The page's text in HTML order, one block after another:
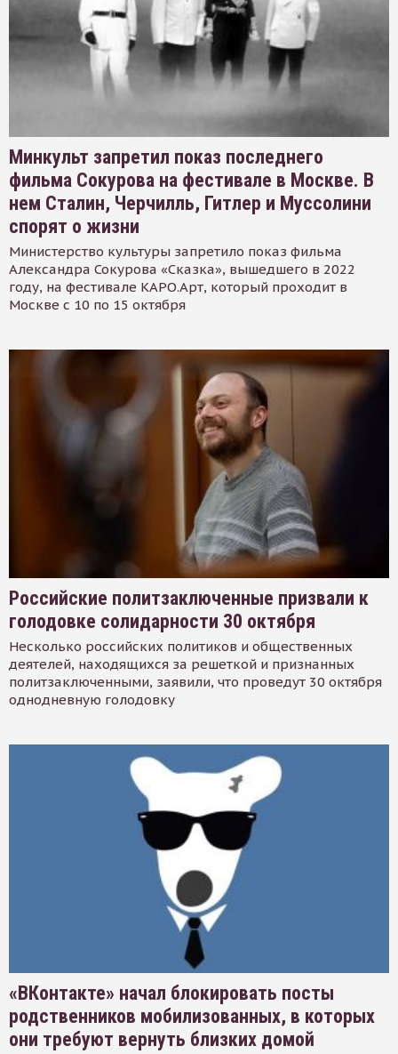
Минкульт запретил показ последнего
фильма Сокурова на фестивале в Москве. В
нем Сталин, Черчилль, Гитлер и Муссолини
спорят о жизни
Министерство культуры запретило показ фильма
Александра Сокурова «Сказка», вышедшего в 2022
году, на фестивале КАРО.Арт, который проходит в
Москве с 10 по 15 октября
Российские политзаключенные призвали к
голодовке солидарности 30 октября
Несколько российских политиков и общественных
деятелей, находящихся за решеткой и признанных
политзаключенными, заявили, что проведут 30 октября
однодневную голодовку
«ВКонтакте» начал блокировать посты
родственников мобилизованных, в которых
они требуют вернуть близких домой